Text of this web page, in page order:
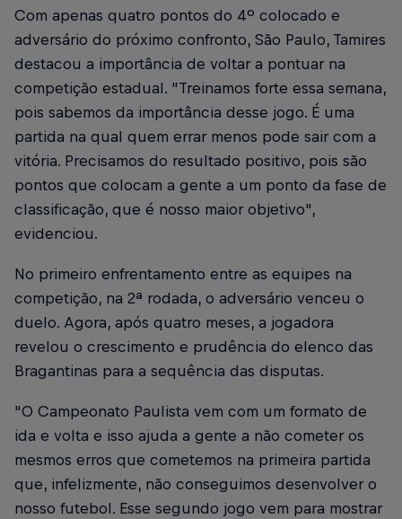
Com apenas quatro pontos do 4º colocado e
adversário do próximo confronto, São Paulo, Tamires
destacou a importância de voltar a pontuar na
competição estadual. "Treinamos forte essa semana,
pois sabemos da importância desse jogo. É uma
partida na qual quem errar menos pode sair com a
vitória. Precisamos do resultado positivo, pois são
pontos que colocam a gente a um ponto da fase de
classificação, que é nosso maior objetivo",
evidenciou.
No primeiro enfrentamento entre as equipes na
competição, na 2ª rodada, o adversário venceu o
duelo. Agora, após quatro meses, a jogadora
revelou o crescimento e prudência do elenco das
Bragantinas para a sequência das disputas.
"O Campeonato Paulista vem com um formato de
ida e volta e isso ajuda a gente a não cometer os
mesmos erros que cometemos na primeira partida
que, infelizmente, não conseguimos desenvolver o
nosso futebol. Esse segundo jogo vem para mostrar